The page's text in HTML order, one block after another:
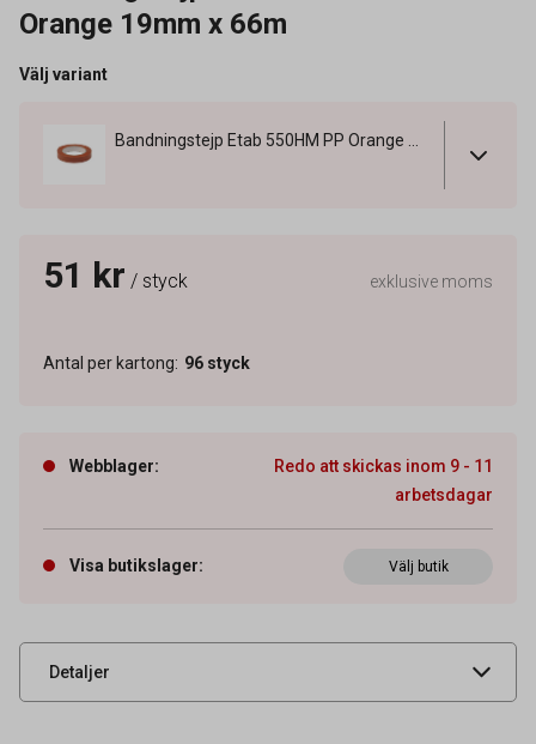
Orange 19mm x 66m
Välj variant
51 kr / styck exklusive moms
Antal per kartong: 96 styck
Webblager:
Redo att skickas inom 9 - 11
arbetsdagar
Visa butikslager: Välj butik
Detaljer
42040061
UNSPSC 31201517